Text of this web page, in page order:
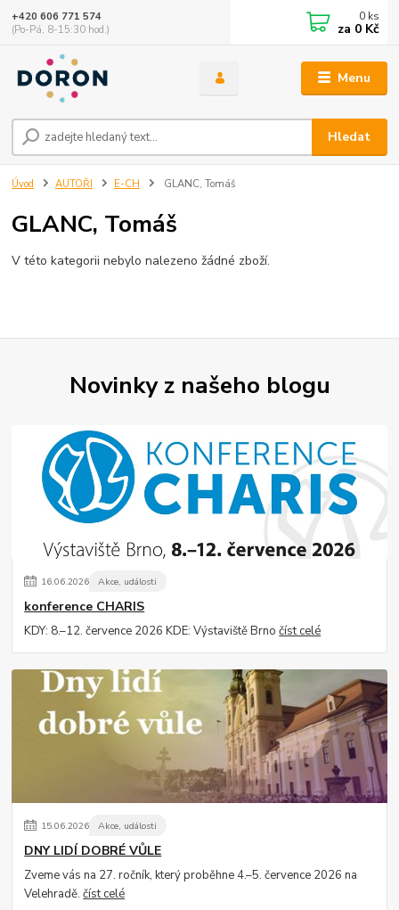
Menu
Hledat
+420 606 771 574
(Po-Pá, 8-15:30 hod.)
0 ks
za 0 Kč
Úvod AUTOŘI E-CH GLANC, Tomáš
GLANC, Tomáš
V této kategorii nebylo nalezeno žádné zboží.
Novinky z našeho blogu
16.06.2026 Akce, události
konference CHARIS
KDY: 8.–12. července 2026 KDE: Výstaviště Brnočíst celé
15.06.2026 Akce, události
DNY LIDÍ DOBRÉ VŮLE
Zveme vás na 27. ročník, který proběhne 4.–5. července 2026 na
Velehradě.číst celé